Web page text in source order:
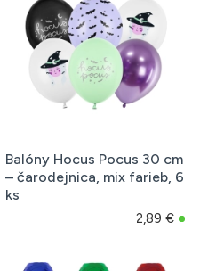
Balóny Hocus Pocus 30 cm
– čarodejnica, mix farieb, 6
ks
2,89 €